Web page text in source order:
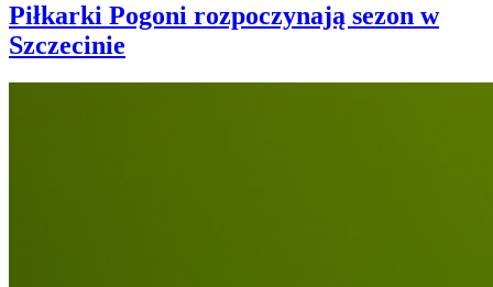
Piłkarki Pogoni rozpoczynają sezon w
Szczecinie